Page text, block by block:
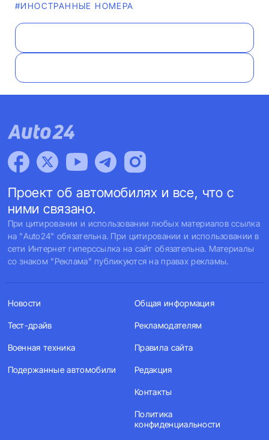
#ИНОСТРАННЫЕ НОМЕРА
Проект об автомобилях и все, что с
ними связано.
При цитировании и использовании любых материалов ссылка
на "Auto24" обязательна. При цитировании и использовании в
сети Интернет гиперссылка на сайт обязательна. Материалы
со знаком "Реклама" публикуются на правах рекламы.
Новости
Тест-драйв
Военная техника
Подержанные автомобили
Общая информация
Рекламодателям
Правила сайта
Редакция
Контакты
Политика
конфиденциальности